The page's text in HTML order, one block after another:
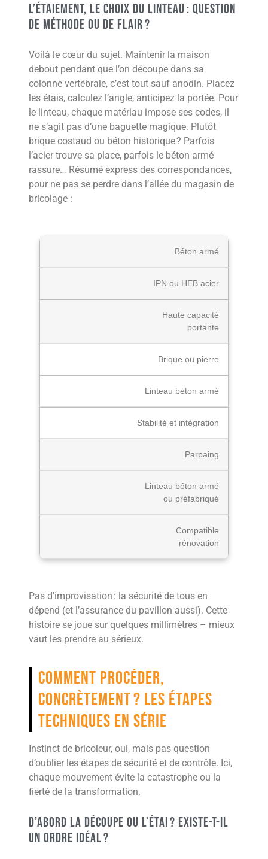
L’étaiement, le choix du linteau : question
de méthode ou de flair ?
Voilà le cœur du sujet. Maintenir la maison
debout pendant que l’on découpe dans sa
colonne vertébrale, c’est tout sauf anodin. Placez
les étais, calculez l’angle, anticipez la portée. Pour
le linteau, chaque matériau impose ses codes, il
ne s’agit pas d’une baguette magique. Plutôt
brique costaud ou béton historique ? Parfois
l’acier trouve sa place, parfois le béton armé
rassure… Résumé express des correspondances,
pour ne pas se perdre dans l’allée du magasin de
bricolage :
Béton armé
IPN ou HEB acier
Haute capacité
portante
Brique ou pierre
Linteau béton armé
Stabilité et intégration
Parpaing
Linteau béton armé
ou préfabriqué
Compatible
rénovation
Pas d’improvisation : la sécurité de tous en
dépend (et l’assurance du pavillon aussi). Cette
histoire se joue sur quelques millimètres – mieux
vaut les prendre au sérieux.
Comment procéder,
concrètement ? Les étapes
techniques en série
Instinct de bricoleur, oui, mais pas question
d’oublier les étapes de sécurité et de contrôle. Ici,
chaque mouvement évite la catastrophe ou la
fierté de la transformation.
D’abord la découpe ou l’étai ? Existe-t-il
un ordre idéal ?